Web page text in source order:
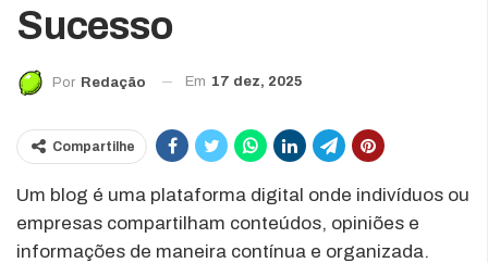
Sucesso
Por Redação Em 17 dez, 2025
Compartilhe
Um blog é uma plataforma digital onde indivíduos ou
empresas compartilham conteúdos, opiniões e
informações de maneira contínua e organizada.